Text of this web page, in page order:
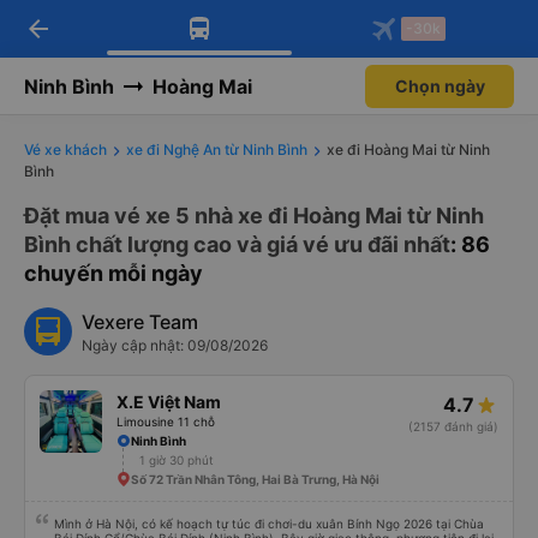
Tải app Vexere ngay!
Nhận ưu đãi thành viên độc
Mở app
Tải app Vexere
-30k/ghế khi đặt vé máy bay qua
Mở app
arrow_back -30k
Ninh Bình Hoàng Mai Chọn ngày
Vé xe khách xe đi Nghệ An từ Ninh Bình
xe đi Hoàng Mai từ Ninh
Bình
Đặt mua vé xe 5 nhà xe đi Hoàng Mai từ Ninh
Bình chất lượng cao và giá vé ưu đãi nhất: 86
chuyến mỗi ngày
Vexere Team
Ngày cập nhật: 09/08/2026
X.E Việt Nam
Limousine 11 chỗ
4.7
(2157 đánh giá)
Ninh Bình
1 giờ 30 phút
Số 72 Trần Nhân Tông, Hai Bà Trưng, Hà Nội
Mình ở Hà Nội, có kế hoạch tự túc đi chơi-du xuân Bính Ngọ 2026 tại Chùa